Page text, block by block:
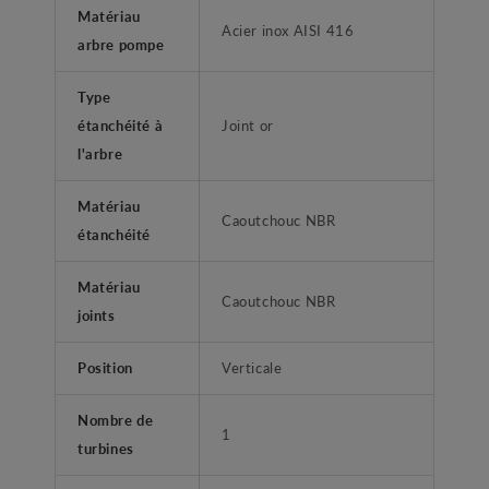
Matériau
arbre pompe
Acier inox AISI 416
Type
étanchéité à
l'arbre
Joint or
Matériau
étanchéité
Caoutchouc NBR
Matériau
joints
Caoutchouc NBR
Position Verticale
Nombre de
turbines
1